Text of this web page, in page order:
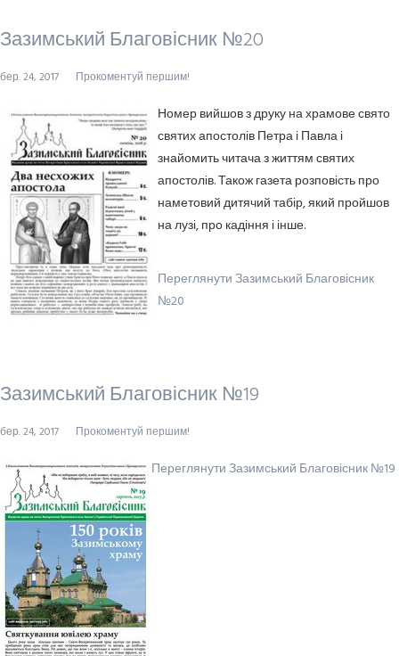
Зазимський Благовісник №20
бер. 24, 2017 Прокоментуй першим!
Номер вийшов з друку на храмове свято
святих апостолів Петра і Павла і
знайомить читача з життям святих
апостолів. Також газета розповість про
наметовий дитячий табір, який пройшов
на лузі, про кадіння і інше.
Переглянути Зазимський Благовісник
№20
Зазимський Благовісник №19
бер. 24, 2017 Прокоментуй першим!
Переглянути Зазимський Благовісник №19